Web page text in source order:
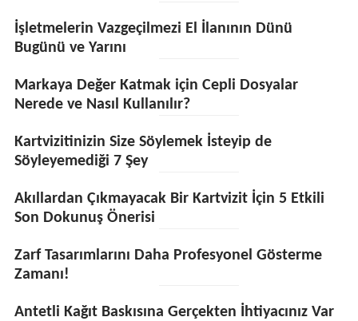
İşletmelerin Vazgeçilmezi El İlanının Dünü
Bugünü ve Yarını
Markaya Değer Katmak için Cepli Dosyalar
Nerede ve Nasıl Kullanılır?
Kartvizitinizin Size Söylemek İsteyip de
Söyleyemediği 7 Şey
Akıllardan Çıkmayacak Bir Kartvizit İçin 5 Etkili
Son Dokunuş Önerisi
Zarf Tasarımlarını Daha Profesyonel Gösterme
Zamanı!
Antetli Kağıt Baskısına Gerçekten İhtiyacınız Var